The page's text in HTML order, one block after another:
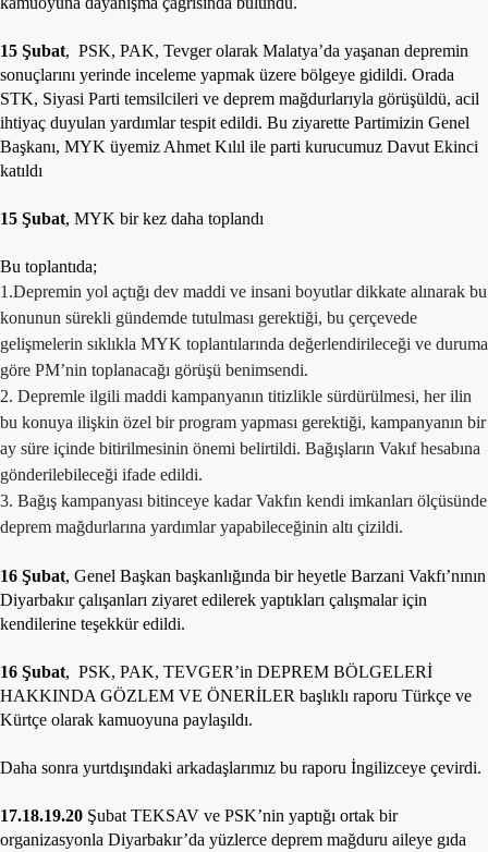
15 Şubat, PSK, PAK, Tevger olarak Malatya’da yaşanan depremin
sonuçlarını yerinde inceleme yapmak üzere bölgeye gidildi. Orada
STK, Siyasi Parti temsilcileri ve deprem mağdurlarıyla görüşüldü, acil
ihtiyaç duyulan yardımlar tespit edildi. Bu ziyarette Partimizin Genel
Başkanı, MYK üyemiz Ahmet Kılıl ile parti kurucumuz Davut Ekinci
katıldı
15 Şubat, MYK bir kez daha toplandı
Bu toplantıda;
1.Depremin yol açtığı dev maddi ve insani boyutlar dikkate alınarak bu
konunun sürekli gündemde tutulması gerektiği, bu çerçevede
gelişmelerin sıklıkla MYK toplantılarında değerlendirileceği ve duruma
göre PM’nin toplanacağı görüşü benimsendi.
2. Depremle ilgili maddi kampanyanın titizlikle sürdürülmesi, her ilin
bu konuya ilişkin özel bir program yapması gerektiği, kampanyanın bir
ay süre içinde bitirilmesinin önemi belirtildi. Bağışların Vakıf hesabına
gönderilebileceği ifade edildi.
3. Bağış kampanyası bitinceye kadar Vakfın kendi imkanları ölçüsünde
deprem mağdurlarına yardımlar yapabileceğinin altı çizildi.
16 Şubat, Genel Başkan başkanlığında bir heyetle Barzani Vakfı’nının
Diyarbakır çalışanları ziyaret edilerek yaptıkları çalışmalar için
kendilerine teşekkür edildi.
16 Şubat, PSK, PAK, TEVGER’in DEPREM BÖLGELERİ
HAKKINDA GÖZLEM VE ÖNERİLER başlıklı raporu Türkçe ve
Kürtçe olarak kamuoyuna paylaşıldı.
Daha sonra yurtdışındaki arkadaşlarımız bu raporu İngilizceye çevirdi.
17.18.19.20 Şubat TEKSAV ve PSK’nin yaptığı ortak bir
organizasyonla Diyarbakır’da yüzlerce deprem mağduru aileye gıda